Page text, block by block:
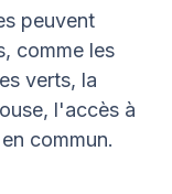
peuvent
comme les
verts, la
l'accès à
commun.